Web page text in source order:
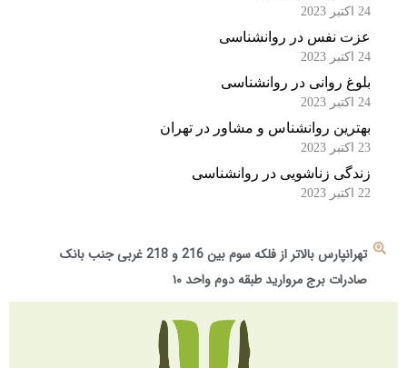
عزت نفس در روانشناسی
بلوغ روانی در روانشناسی
بهترین روانشناس و مشاور در تهران
زندگی زناشویی در روانشناسی
تهرانپارس بالاتر از فلکه سوم بین 216 و 218 غربی جنب بانک
صادرات برج مروارید طبقه دوم واحد ۱۰